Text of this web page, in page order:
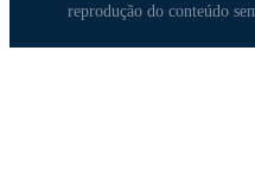
reprodução do conteúdo